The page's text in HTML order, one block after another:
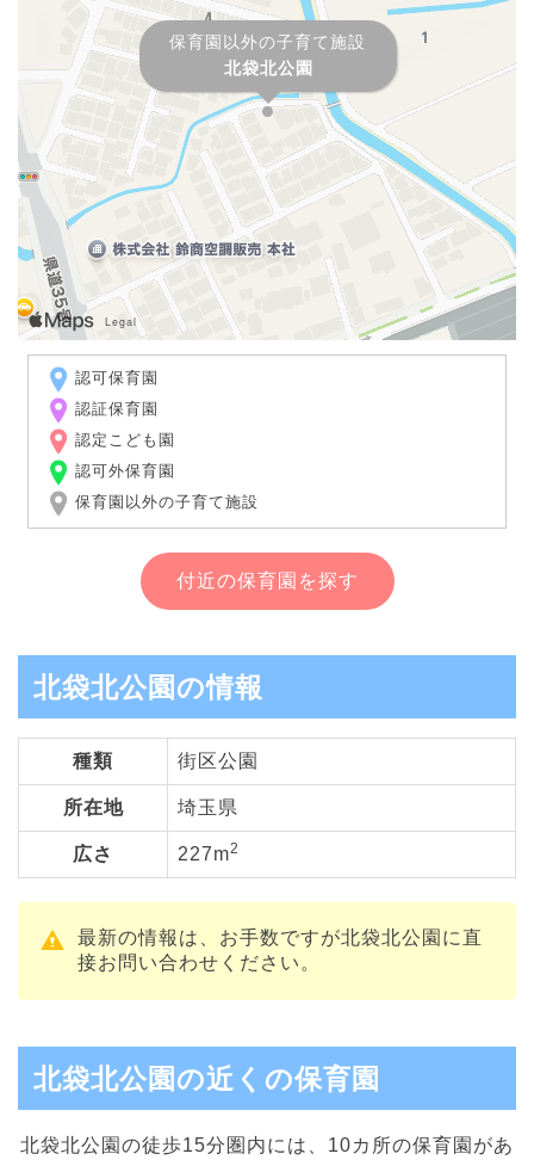
保育園以外の子育て施設
北袋北公園
認可保育園
認証保育園
認定こども園
認可外保育園
保育園以外の子育て施設
付近の保育園を探す
北袋北公園の情報
種類 街区公園
所在地 埼玉県
広さ 227m2
最新の情報は、お手数ですが北袋北公園に直
接お問い合わせください。
北袋北公園の近くの保育園
北袋北公園の徒歩15分圏内には、10カ所の保育園があ